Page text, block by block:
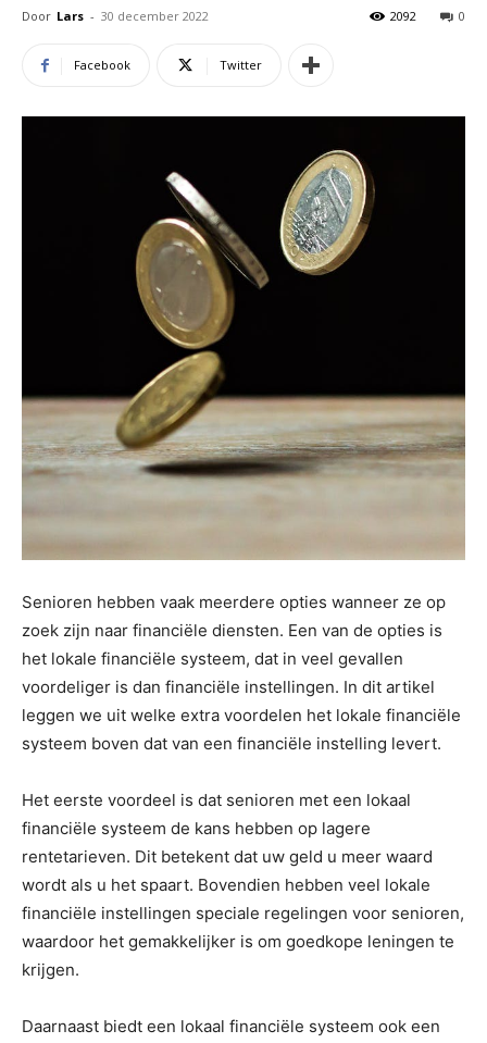
Door Lars - 30 december 2022 0
2092
Facebook Twitter
Senioren hebben vaak meerdere opties wanneer ze op
zoek zijn naar financiële diensten. Een van de opties is
het lokale financiële systeem, dat in veel gevallen
voordeliger is dan financiële instellingen. In dit artikel
leggen we uit welke extra voordelen het lokale financiële
systeem boven dat van een financiële instelling levert.
Het eerste voordeel is dat senioren met een lokaal
financiële systeem de kans hebben op lagere
rentetarieven. Dit betekent dat uw geld u meer waard
wordt als u het spaart. Bovendien hebben veel lokale
financiële instellingen speciale regelingen voor senioren,
waardoor het gemakkelijker is om goedkope leningen te
krijgen.
Daarnaast biedt een lokaal financiële systeem ook een